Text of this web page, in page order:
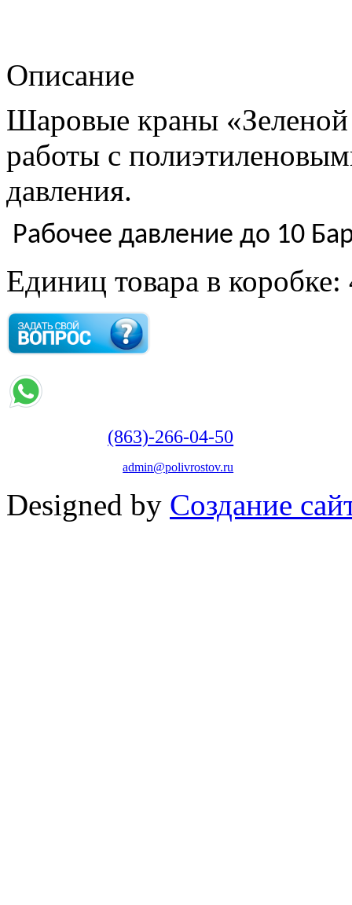
Описание
Шаровые краны «Зеленой
работы с
давления.
Рабочее давление до 10
Единиц товара в коробке:
(863)-266-04-50
admin@polivrostov.ru
Designed by Создание